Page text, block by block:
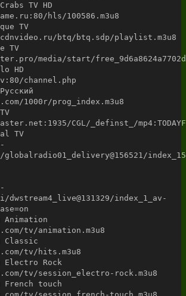
TV HD
hls/100586.m3u8
TV
btq/btq.sdp/playlist.m3u8
TV
media/start/
HD
channel.php
1000r/prog_index.m3u8
CGL/_definst_/
TV
index_1_av-
Animation
tv/animation.m3u8
Classic
tv/hits.m3u8
Electro Rock
tv/session_electro-rock.m3u8
French touch